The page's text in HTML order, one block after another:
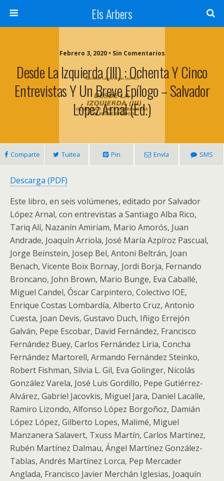
Els Arbers
Febrero 3, 2020 • Sin Comentarios
Desde La Izquierda (III) : Ochenta Y Cinco
Entrevistas Y Un Breve Epílogo – Salvador
López Arnal (ed.)
Comparte Tuitea Pin Envía SMS
Descarga (PDF)
Este libro, en seis volúmenes, editado por Salvador
López Arnal, con entrevistas a Santiago Alba Rico,
Tariq Alí, Nazanín Amiriam, Mario Amorós, Juan
Andrade, Joaquín Arriola, José María Azpíroz Pascual,
Jorge Beinstein, Josep Bel, Antoni Beltrán, Joan
Benach, Vicente Boix Bornay, Jordi Borja, Fernando
Broncano, John Brown, Mario Bunge, Eva Caballé,
Miguel Candel, Óscar Carpintero, Colectivo IOE,
Enrique Costas Lombardía, Alberto Cruz, Antonio
Cuesta, Joan Devis, Gustavo Duch, Iñigo Errejón
Galván, Pepe Escobar, David Fernández, Francisco
Fernández Buey, Carlos Fernández Liria, Concha
Fernández Martorell, Armando Fernández Steinko,
Robert Fishman, Silvia L. Gil, Eva Golinger, Nicolás
González Varela, José Luis Gordillo, Pepe Gutiérrez-
Alvárez, Gabriel Jacovkis, Miguel Jara, Daniel Lacalle,
Ramiro Lizondo, Alfonso López Borgoñoz, Damián
López López, Gilberto Lopes, Malimé, Miguel
Manzanera Salavert, Txuss Martín, Carlos Martínez,
Rubén Martínez Dalmau, Ángel Martínez González-
Tablas, Andrés Martínez Lorca, Pep Mercader
Anglada, Francisco Javier Merchán Iglesias, Joaquín